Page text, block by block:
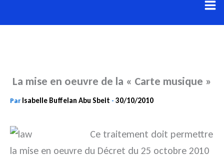
au
La mise en oeuvre de la « Carte musique »
Par Isabelle Buffelan Abu Sbeit - 30/10/2010
Ce traitement doit permettre
la mise en oeuvre du Décret du 25 octobre 2010